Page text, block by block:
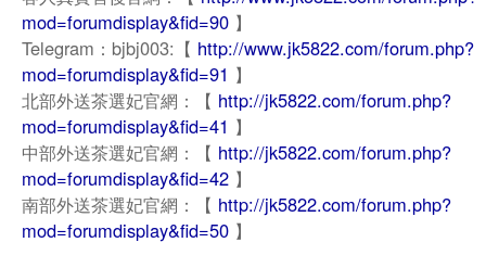
mod=forumdisplay&fid=90 】
Telegram：bjbj003:【 http://www.jk5822.com/forum.php?
mod=forumdisplay&fid=91 】
北部外送茶選妃官網：【 http://jk5822.com/forum.php?
mod=forumdisplay&fid=41 】
中部外送茶選妃官網：【 http://jk5822.com/forum.php?
mod=forumdisplay&fid=42 】
南部外送茶選妃官網：【 http://jk5822.com/forum.php?
mod=forumdisplay&fid=50 】